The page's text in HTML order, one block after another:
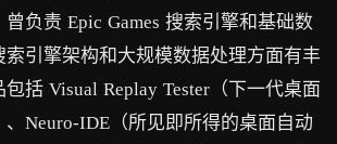
负责 Epic Games 搜索引擎和基础数
引擎架构和大规模数据处理方面有丰
括 Visual Replay Tester（下一代桌面
、Neuro-IDE（所见即所得的桌面自动